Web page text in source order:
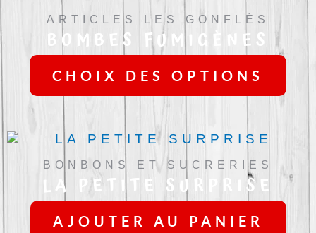
ARTICLES LES GONFLÉS
BOMBES FUMIGÈNES
CHOIX DES OPTIONS
BONBONS ET SUCRERIES
LA PETITE SURPRISE
AJOUTER AU PANIER